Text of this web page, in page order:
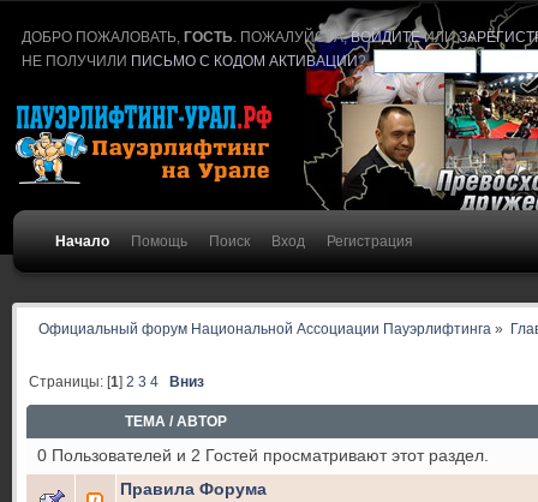
ДОБРО ПОЖАЛОВАТЬ,ГОСТЬ . ПОЖАЛУЙСТА,ВОЙДИТЕИЛИ
НЕ ПОЛУЧИЛИ ПИСЬМО С КОДОМ АКТИВАЦИИ?
Начало Помощь Поиск Вход Регистрация
Официальный форум Национальной Ассоциации Пауэрлифтинга »
Страницы: [1]2 3 4 Вниз
ТЕМА /АВТОР
0 Пользователей и 2 Гостей просматривают этот раздел.
Правила Форума